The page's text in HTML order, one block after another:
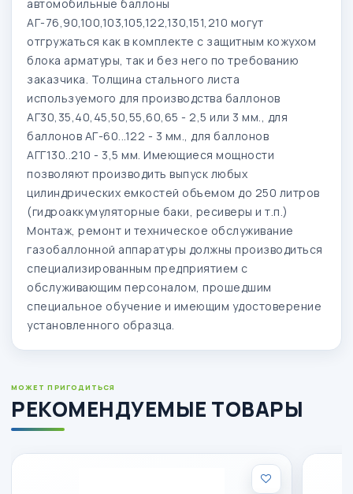
автомобильные баллоны
АГ-76,90,100,103,105,122,130,151,210 могут
отгружаться как в комплекте с защитным кожухом
блока арматуры, так и без него по требованию
заказчика. Толщина стального листа
используемого для производства баллонов
АГ30,35,40,45,50,55,60,65 - 2,5 или 3 мм., для
баллонов АГ-60...122 - 3 мм., для баллонов
АГГ130..210 - 3,5 мм. Имеющиеся мощности
позволяют производить выпуск любых
цилиндрических емкостей объемом до 250 литров
(гидроаккумуляторные баки, ресиверы и т.п.)
Монтаж, ремонт и техническое обслуживание
газобаллонной аппаратуры должны производиться
специализированным предприятием с
обслуживающим персоналом, прошедшим
специальное обучение и имеющим удостоверение
установленного образца.
МОЖЕТ ПРИГОДИТЬСЯ
РЕКОМЕНДУЕМЫЕ ТОВАРЫ